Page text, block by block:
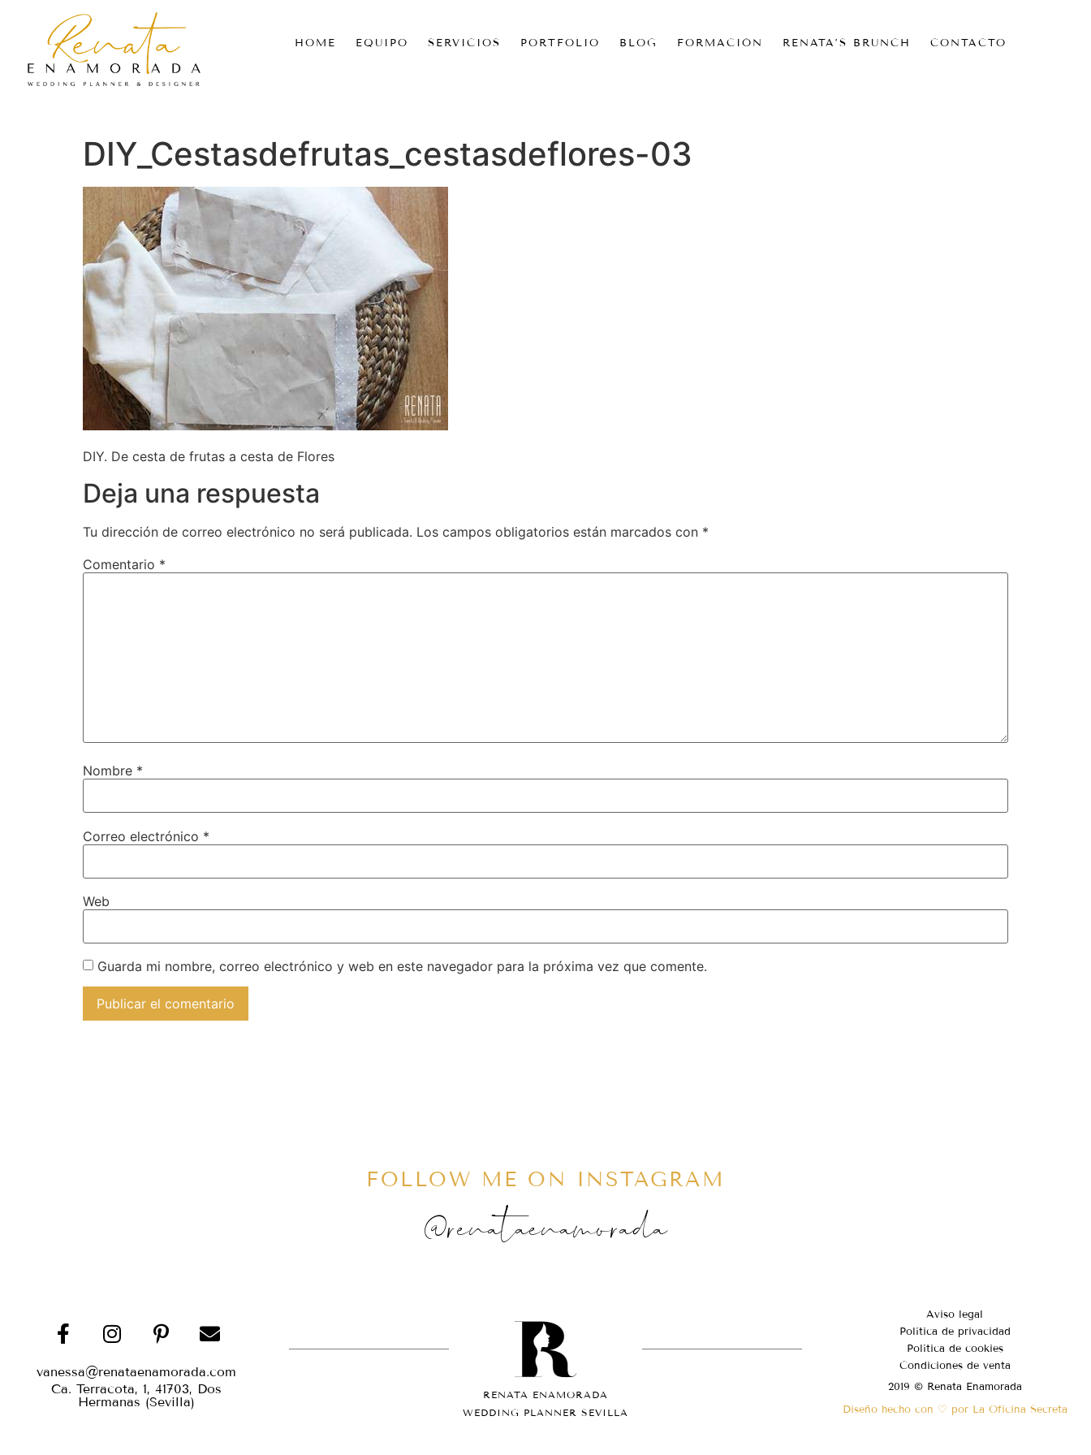
HOME EQUIPO SERVICIOS PORTFOLIO BLOG FORMACIÓN RENATA’S BRUNCH CONTACTO
DIY_Cestasdefrutas_cestasdeflores-03
DIY. De cesta de frutas a cesta de Flores
Deja una respuesta
Tu dirección de correo electrónico no será publicada. Los campos obligatorios están marcados con *
Comentario *
Nombre *
Correo electrónico *
Web
Guarda mi nombre, correo electrónico y web en este navegador para la próxima vez que comente.
FOLLOW ME ON INSTAGRAM
@renataenamorada
vanessa@renataenamorada.com
Ca. Terracota, 1, 41703, Dos
Hermanas (Sevilla)
RENATA ENAMORADA
WEDDING PLANNER SEVILLA
Aviso legal
Política de privacidad
Política de cookies
Condiciones de venta
2019 © Renata Enamorada
Diseño hecho con ♡ por La Oficina Secreta